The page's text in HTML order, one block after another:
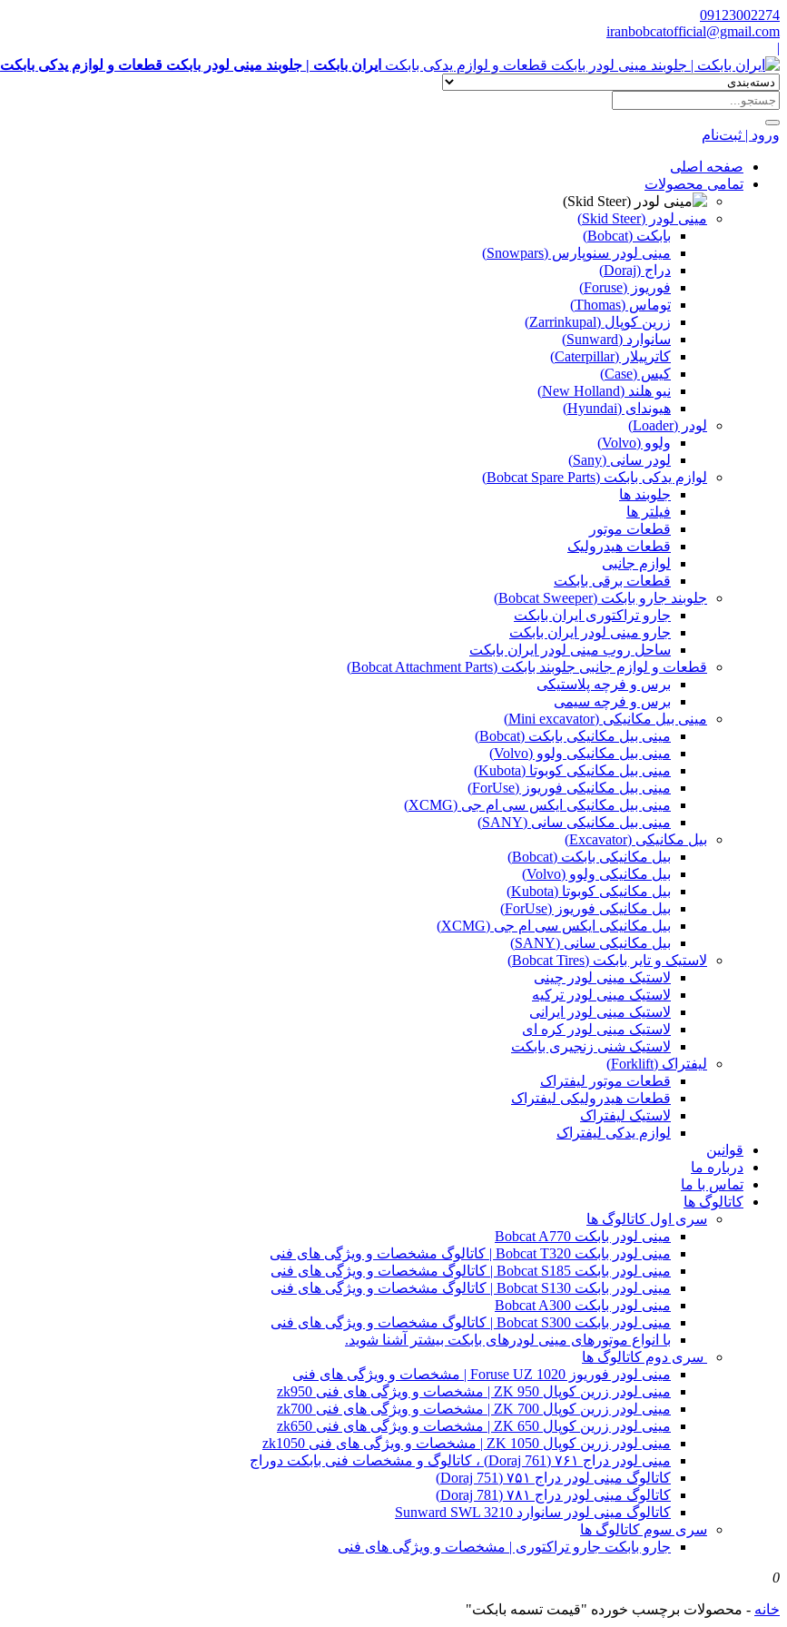
09123002274
iranbobcatofficial@gmail.com
|
ایران بابکت | جلوبند مینی لودر بابکت قطعات و لوازم یدکی بابکت
ورود | ثبت‌نام
صفحه اصلی
تمامی محصولات
مینی لودر (Skid Steer)
بابکت (Bobcat)
مینی لودر سنوپارس (Snowpars)
دراج (Doraj)
فوریوز (Foruse)
توماس (Thomas)
زرین کوپال (Zarrinkupal)
سانوارد (Sunward)
کاترپیلار (Caterpillar)
کیس (Case)
نیو هلند (New Holland)
هیوندای (Hyundai)
لودر (Loader)
ولوو (Volvo)
لودر سانی (Sany)
لوازم یدکی بابکت (Bobcat Spare Parts)
جلوبند ها
فیلتر ها
قطعات موتور
قطعات هیدرولیک
لوازم جانبی
قطعات برقی بابکت
جلوبند جارو بابکت (Bobcat Sweeper)
جارو تراکتوری ایران بابکت
جارو مینی لودر ایران بابکت
ساحل روب مینی لودر ایران بابکت
قطعات و لوازم جانبی جلوبند بابکت (Bobcat Attachment Parts)
برس و فرچه پلاستیکی
برس و فرچه سیمی
مینی بیل مکانیکی (Mini excavator)
مینی بیل مکانیکی بابکت (Bobcat)
مینی بیل مکانیکی ولوو (Volvo)
مینی بیل مکانیکی کوبوتا (Kubota)
مینی بیل مکانیکی فوریوز (ForUse)
مینی بیل مکانیکی ایکس سی ام جی (XCMG)
مینی بیل مکانیکی سانی (SANY)
بیل مکانیکی (Excavator)
بیل مکانیکی بابکت (Bobcat)
بیل مکانیکی ولوو (Volvo)
بیل مکانیکی کوبوتا (Kubota)
بیل مکانیکی فوریوز (ForUse)
بیل مکانیکی ایکس سی ام جی (XCMG)
بیل مکانیکی سانی (SANY)
لاستیک و تایر بابکت (Bobcat Tires)
لاستیک مینی لودر چینی
لاستیک مینی لودر ترکیه
لاستیک مینی لودر ایرانی
لاستیک مینی لودر کره ای
لاستیک شنی زنجیری بابکت
لیفتراک (Forklift)
قطعات موتور لیفتراک
قطعات هیدرولیکی لیفتراک
لاستیک لیفتراک
لوازم یدکی لیفتراک
قوانین
درباره ما
تماس با ما
کاتالوگ ها
سری اول کاتالوگ ها
مینی لودر بابکت Bobcat A770
مینی لودر بابکت Bobcat T320 | کاتالوگ مشخصات و ویژگی های فنی
مینی لودر بابکت Bobcat S185 | کاتالوگ مشخصات و ویژگی های فنی
مینی لودر بابکت Bobcat S130 | کاتالوگ مشخصات و ویژگی های فنی
مینی لودر بابکت Bobcat A300
مینی لودر بابکت Bobcat S300 | کاتالوگ مشخصات و ویژگی های فنی
با انواع موتورهای مینی لودرهای بابکت بیشتر آشنا شوید.
سری دوم کاتالوگ ها
مینی لودر فوریوز Foruse UZ 1020 | مشخصات و ویژگی های فنی
مینی لودر زرین کوپال ZK 950 | مشخصات و ویژگی های فنی zk950
مینی لودر زرین کوپال ZK 700 | مشخصات و ویژگی های فنی zk700
مینی لودر زرین کوپال ZK 650 | مشخصات و ویژگی های فنی zk650
مینی لودر زرین کوپال ZK 1050 | مشخصات و ویژگی های فنی zk1050
مینی لودر دراج ۷۶۱ (Doraj 761) ، کاتالوگ و مشخصات فنی بابکت دوراج
کاتالوگ مینی لودر دراج ۷۵۱ (Doraj 751)
کاتالوگ مینی لودر دراج ۷۸۱ (Doraj 781)
کاتالوگ مینی لودر سانوارد Sunward SWL 3210
سری سوم کاتالوگ ها
جارو بابکت جارو تراکتوری | مشخصات و ویژگی های فنی
0
خانه - محصولات برچسب خورده "قیمت تسمه بابکت"